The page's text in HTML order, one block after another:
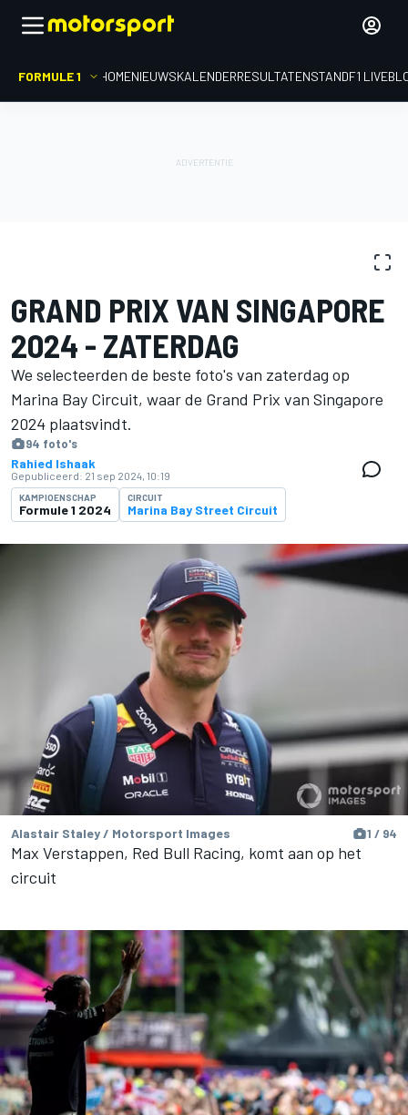
FORMULE 1 HOMENIEUWSKALENDERRESULTATENSTANDF1
GRAND PRIX VAN SINGAPORE
2024 - ZATERDAG
We selecteerden de beste foto's van zaterdag op
Marina Bay Circuit, waar de Grand Prix van Singapore
2024 plaatsvindt.
94 foto's
Rahied Ishaak
Gepubliceerd: 21 sep 2024, 10:19
KAMPIOENSCHAP
Formule 1 2024
CIRCUIT
Marina Bay Street Circuit
Alastair Staley / Motorsport Images 1 / 94
Max Verstappen, Red Bull Racing, komt aan op het
circuit